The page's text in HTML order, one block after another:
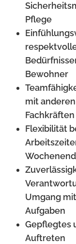
Pflege
Bewohner
mit
Fachkräften
Flexibilität
Umgang
Aufgaben
Gepflegtes
Auftreten